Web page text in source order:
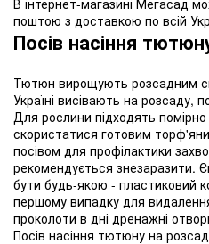
В інтернет-магазині Мегасад
поштою з доставкою по всій
Посів насіння
Тютюн вирощують розсадним
Україні висівають на розсаду,
Для рослини підходять
скористатися готовим
посівом для профілактики
рекомендується знезаразити.
бути будь-якою - пластиковий
першому випадку для
проколоти в дні дренажні
Посів насіння тютюну на